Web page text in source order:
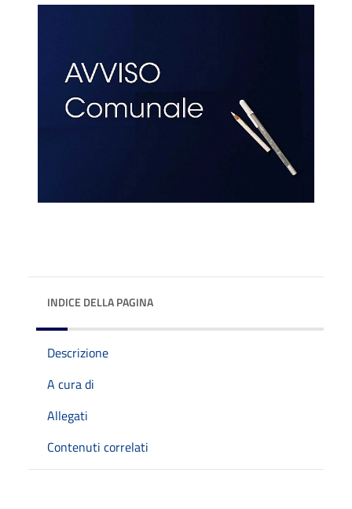
INDICE DELLA PAGINA
Descrizione
A cura di
Allegati
Contenuti correlati